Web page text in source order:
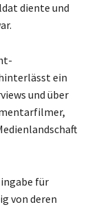
diente und
ein
und über
für
von deren